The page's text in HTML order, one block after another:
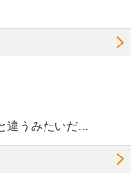
うみたいだ...